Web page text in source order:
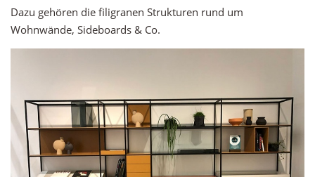
Dazu gehören die filigranen Strukturen rund um
Wohnwände, Sideboards & Co.